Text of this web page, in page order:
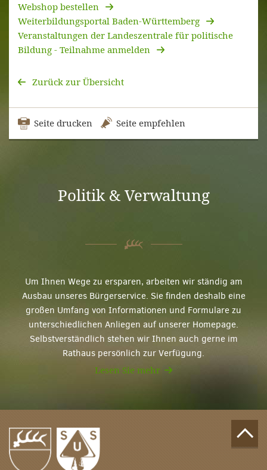
Webshop bestellen
Weiterbildungsportal Baden-Württemberg
Veranstaltungen der Landeszentrale für politische
Bildung - Teilnahme anmelden
Zurück zur Übersicht
Seite drucken Seite empfehlen
Politik & Verwaltung
Um Ihnen Wege zu ersparen, arbeiten wir ständig am
Ausbau unseres Bürgerservice. Sie finden deshalb eine
großen Umfang von Informationen und Formulare zu
unterschiedlichen Anliegen auf unserer Homepage.
Selbstverständlich stehen wir Ihnen auch gerne im
Rathaus persönlich zur Verfügung.
Lesen Sie mehr